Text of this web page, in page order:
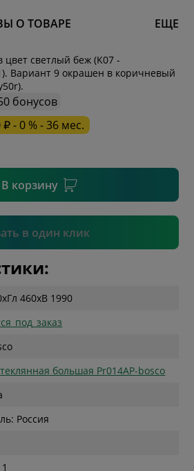
О ТОВАРЕ ЕЩЕ
светлый беж (K07 -
Вариант 9 окрашен в коричневый
бонусов
₽ - 0 % - 36 мес.
В корзину
в один клик
поле
Подтвердить
xГл 460xВ 1990
большая Pr014AP-bosco
Россия